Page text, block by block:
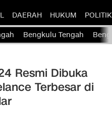
DAERAH HUKUM POLITIK
Bengkulu Tengah
Resmi Dibuka
Terbesar di